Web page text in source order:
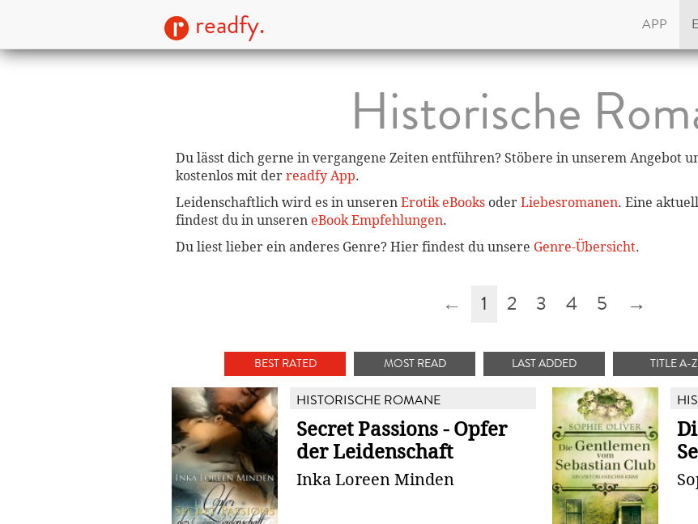
readfy. APP
Historische
Du lässt dich gerne in vergangene Zeiten entführen? Stöbere in unserem Angebot
kostenlos mit derreadfy App.
Leidenschaftlich wird es in unserenErotik eBooks oderLiebesromanen. Eine
findest du in unseren eBook Empfehlungen.
Du liest lieber ein anderes Genre? Hier findest du unsere Genre-Übersicht.
← 1 2 3 4 5 →
BEST RATED MOST READ LAST ADDED TITLE A-Z
HISTORISCHE ROMANE
Secret Passions - Opfer
der Leidenschaft
Inka Loreen Minden